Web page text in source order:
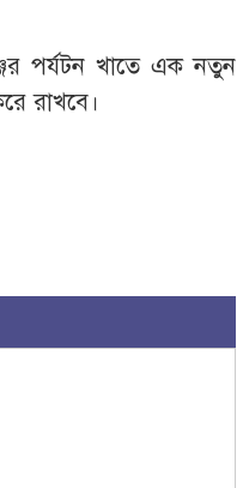
পর্যটন খাতে এক নতুন
রাখবে।